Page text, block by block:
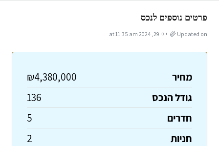
פרטים נוספים לנכס
Updated on יולי 29, 2024 at 11:35 am
מחיר
₪4,380,000
גודל הנכס
136
חדרים
5
חניות
2